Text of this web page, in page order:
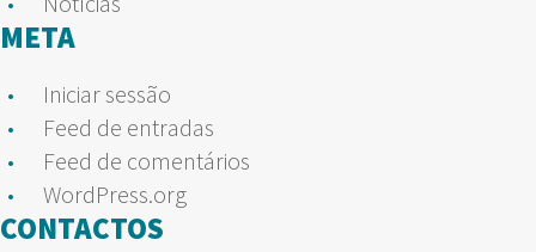
META
Iniciar sessão
Feed de entradas
Feed de comentários
WordPress.org
CONTACTOS